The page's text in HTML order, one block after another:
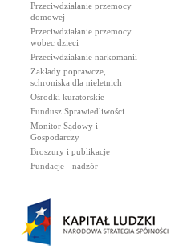
Przeciwdziałanie przemocy
domowej
Przeciwdziałanie przemocy
wobec dzieci
Przeciwdziałanie narkomanii
Zakłady poprawcze,
schroniska dla nieletnich
Ośrodki kuratorskie
Fundusz Sprawiedliwości
Monitor Sądowy i
Gospodarczy
Broszury i publikacje
Fundacje - nadzór